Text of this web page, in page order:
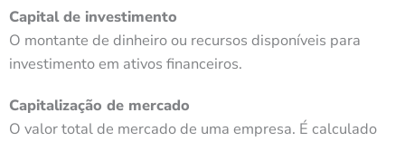
Capital de investimento
O montante de dinheiro ou recursos disponíveis para
investimento em ativos financeiros.
Capitalização de mercado
O valor total de mercado de uma empresa. É calculado